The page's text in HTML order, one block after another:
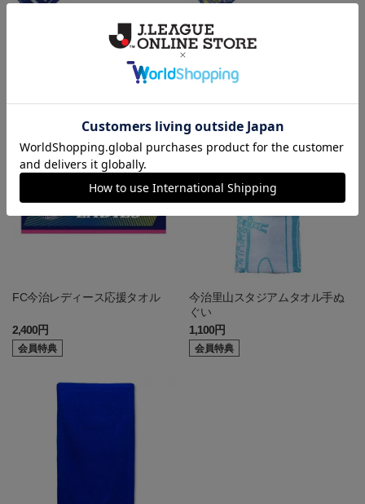
タオルマフラー（THIS IS OUR
タオルマフラー（タイプロゴ / F
2,200円
FC今治レディース応援タオル
2,400円
会員特典
今治里山スタジアムタオル手ぬ
ぐい
1,100円
会員特典